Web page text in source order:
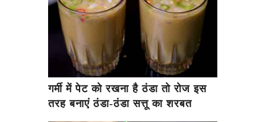
गर्मी में पेट को रखना है ठंडा तो रोज इस
तरह बनाएं ठंडा-ठंडा सत्तू का शरबत